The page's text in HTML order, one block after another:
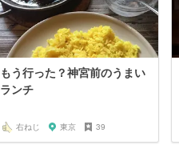
もう行った？神宮前のうまい
ランチ
右ねじ 東京 39